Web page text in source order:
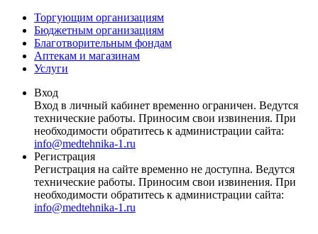
Торгующим организациям
Бюджетным организациям
Благотворительным фондам
Аптекам и магазинам
Услуги
Вход
Вход в личный кабинет временно ограничен. Ведутся
технические работы. Приносим свои извинения. При
необходимости обратитесь к администрации сайта:
info@medtehnika-1.ru
Регистрация
Регистрация на сайте временно не доступна. Ведутся
технические работы. Приносим свои извинения. При
необходимости обратитесь к администрации сайта:
info@medtehnika-1.ru